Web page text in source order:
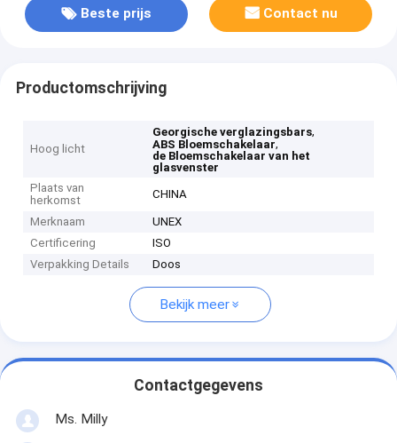
Beste prijs
Contact nu
Productomschrijving
Hoog licht
Georgische verglazingsbars,
ABS Bloemschakelaar,
de Bloemschakelaar van het
glasvenster
Plaats van
herkomst
CHINA
Merknaam
UNEX
Certificering
ISO
Verpakking Details
Doos
Bekijk meer
Contactgegevens
Ms. Milly